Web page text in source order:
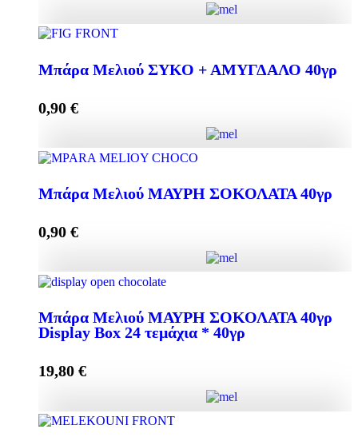
Μπάρα Μελιού ΣΥΚΟ + ΑΜΥΓΔΑΛΟ 40γρ
0,90 €
ποσότητα
Μπάρα Μελιού ΜΑΥΡΗ ΣΟΚΟΛΑΤΑ 40γρ
0,90 €
Μπάρα Μελιού ΜΑΥΡΗ ΣΟΚΟΛΑΤΑ 40γρ
Display Box 24 τεμάχια * 40γρ
19,80 €